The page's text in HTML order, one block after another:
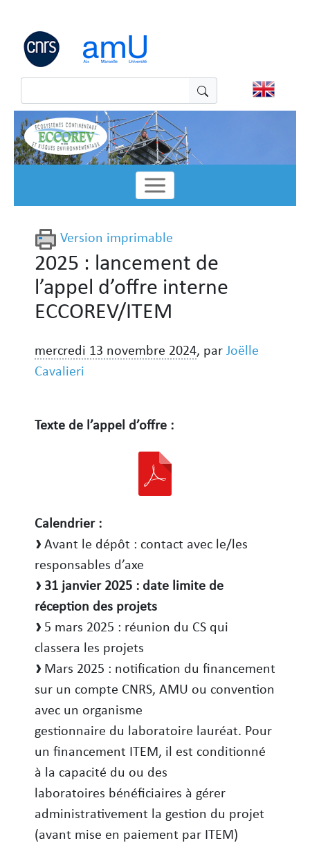
Version imprimable
2025 : lancement de
l’appel d’offre interne
ECCOREV/ITEM
mercredi 13 novembre 2024, par Joëlle
Cavalieri
Texte de l’appel d’offre :
Calendrier :
Avant le dépôt : contact avec le/les
responsables d’axe
31 janvier 2025 : date limite de
réception des projets
5 mars 2025 : réunion du CS qui
classera les projets
Mars 2025 : notification du financement
sur un compte CNRS, AMU ou convention
avec un organisme
gestionnaire du laboratoire lauréat. Pour
un financement ITEM, il est conditionné
à la capacité du ou des
laboratoires bénéficiaires à gérer
administrativement la gestion du projet
(avant mise en paiement par ITEM)
Panneau de gestion des cookies